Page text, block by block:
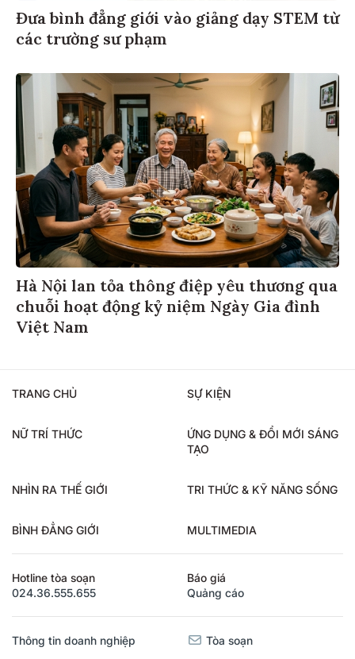
Đưa bình đẳng giới vào giảng dạy STEM từ
các trường sư phạm
Hà Nội lan tỏa thông điệp yêu thương qua
chuỗi hoạt động kỷ niệm Ngày Gia đình
Việt Nam
TRANG CHỦ SỰ KIỆN
NỮ TRÍ THỨC
ỨNG DỤNG & ĐỔI MỚI SÁNG
TẠO
NHÌN RA THẾ GIỚI TRI THỨC & KỸ NĂNG SỐNG
BÌNH ĐẲNG GIỚI MULTIMEDIA
Hotline tòa soạn
024.36.555.655
Báo giá
Quảng cáo
Thông tin doanh nghiệp Tòa soạn